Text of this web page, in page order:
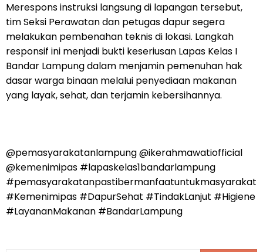
Merespons instruksi langsung di lapangan tersebut,
tim Seksi Perawatan dan petugas dapur segera
melakukan pembenahan teknis di lokasi. Langkah
responsif ini menjadi bukti keseriusan Lapas Kelas I
Bandar Lampung dalam menjamin pemenuhan hak
dasar warga binaan melalui penyediaan makanan
yang layak, sehat, dan terjamin kebersihannya.
@pemasyarakatanlampung @ikerahmawatiofficial
@kemenimipas #lapaskelas1bandarlampung
#pemasyarakatanpastibermanfaatuntukmasyarakat
#Kemenimipas #DapurSehat #TindakLanjut #Higiene
#LayananMakanan #BandarLampung